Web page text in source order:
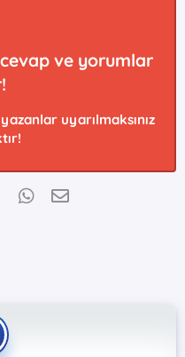
ve yorumlar
uyarılmaksınız
Tumblr WhatsApp